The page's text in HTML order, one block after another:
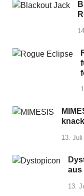
13. Juli
aus
13.